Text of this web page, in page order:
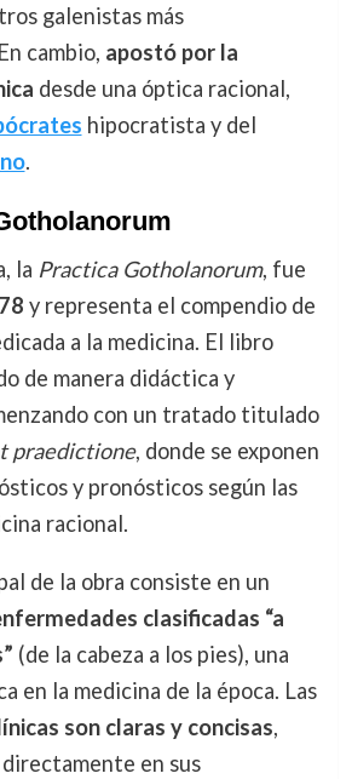
galenistas más
cambio, apostó por la
desde una óptica racional,
hipocratista y del
.
la Practica Gotholanorum, fue
y representa el compendio de
a la medicina. El libro
de manera didáctica y
con un tratado titulado
praedictione, donde se exponen
y pronósticos según las
racional.
de la obra consiste en un
clasificadas “a
(de la cabeza a los pies), una
en la medicina de la época. Las
son claras y concisas,
directamente en sus